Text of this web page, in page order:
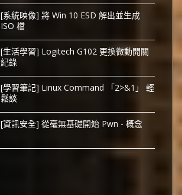
[系統映像] 將 Win 10 ESD 解出並生成
ISO 檔
[生活學習] Logitech G102 更換微動開關
紀錄
[學習筆記] Linux Command 「2>&1」 輕
鬆談
[資訊安全] 從毫無基礎開始 Pwn - 概念